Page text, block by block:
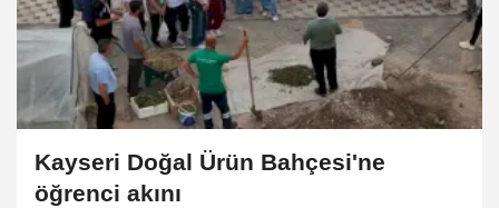
Kayseri Doğal Ürün Bahçesi'ne
öğrenci akını